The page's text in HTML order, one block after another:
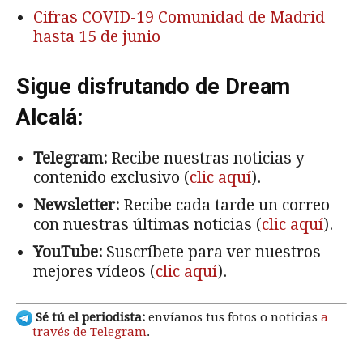
Cifras COVID-19 Comunidad de Madrid
hasta 15 de junio
Sigue disfrutando de Dream
Alcalá:
Telegram: Recibe nuestras noticias y
contenido exclusivo (clic aquí).
Newsletter: Recibe cada tarde un correo
con nuestras últimas noticias (clic aquí).
YouTube: Suscríbete para ver nuestros
mejores vídeos (clic aquí).
Sé tú el periodista: envíanos tus fotos o noticias a
través de Telegram.